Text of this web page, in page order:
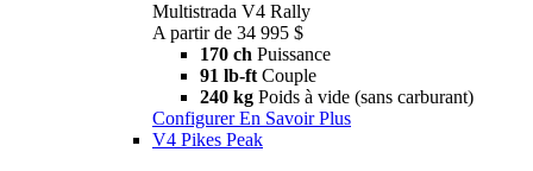
Multistrada V4 Rally
A partir de 34 995 $
170 ch Puissance
91 lb-ft Couple
240 kg Poids à vide (sans carburant)
Configurer En Savoir Plus
V4 Pikes Peak